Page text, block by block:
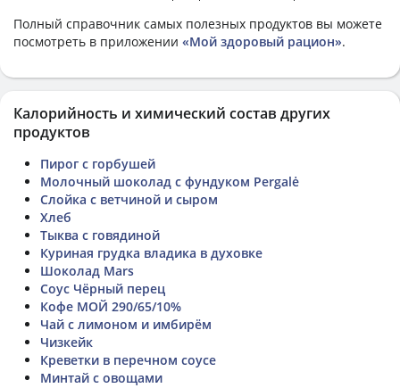
Полный справочник самых полезных продуктов вы можете
посмотреть в приложении «Мой здоровый рацион».
Калорийность и химический состав других
продуктов
Пирог с горбушей
Молочный шоколад с фундуком Pergalė
Слойка с ветчиной и сыром
Хлеб
Тыква с говядиной
Куриная грудка владика в духовке
Шоколад Mars
Соус Чёрный перец
Кофе МОЙ 290/65/10%
Чай с лимоном и имбирём
Чизкейк
Креветки в перечном соусе
Минтай с овощами